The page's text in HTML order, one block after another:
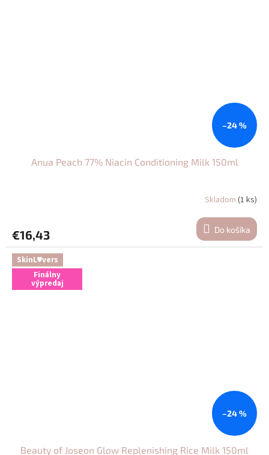
–24 %
Anua Peach 77% Niacin Conditioning Milk 150ml
Skladom (1 ks)
€16,43 Do košíka
SkinL♥vers
Finálny
výpredaj
–24 %
Beauty of Joseon Glow Replenishing Rice Milk 150ml